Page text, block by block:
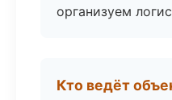
организуем
Кто ведёт